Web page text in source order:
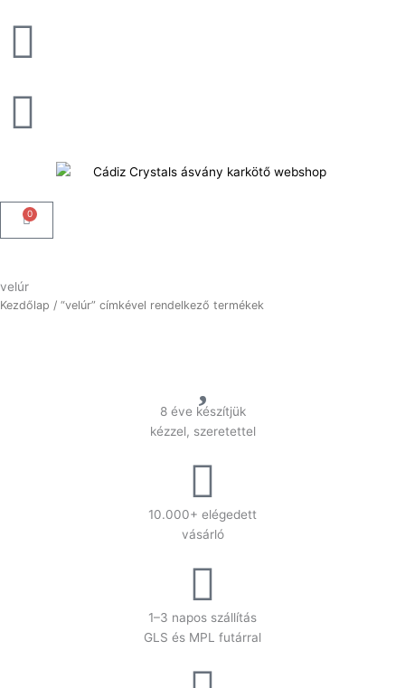
0
Kosár
velúr
Kezdőlap / “velúr” címkével rendelkező termékek
8 éve készítjük
kézzel, szeretettel
10.000+ elégedett
vásárló
1–3 napos szállítás
GLS és MPL futárral